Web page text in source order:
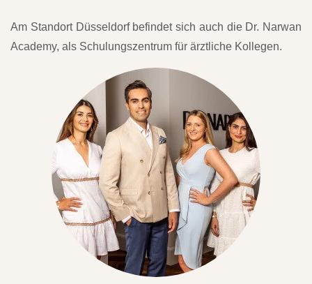
Am Standort Düsseldorf befindet sich auch die Dr. Narwan
Academy, als Schulungszentrum für ärztliche Kollegen.